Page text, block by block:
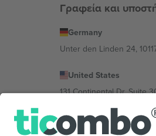
Γραφεία και
Germany
Unter den Linden 24,
United States
131 Continental Dr, Suite
Bulgaria